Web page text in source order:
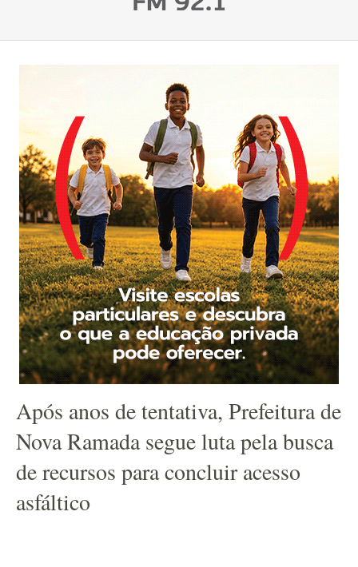
Após anos de tentativa, Prefeitura de
Nova Ramada segue luta pela busca
de recursos para concluir acesso
asfáltico